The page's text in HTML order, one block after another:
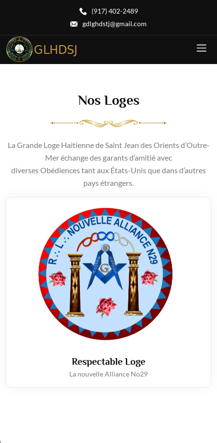
(917) 402-2489
gdlghdstj@gmail.com
Nos Loges
La Grande Loge Haitienne de Saint Jean des Orients d’Outre-
Mer échange des garants d’amitié avec
diverses Obédiences tant aux États-Unis que dans d’autres
pays étrangers.
Respectable Loge
La nouvelle Alliance No29